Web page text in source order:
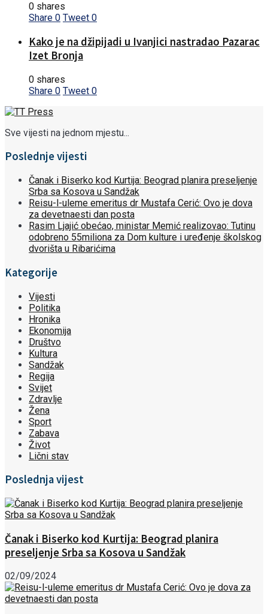
0 shares
Share 0 Tweet 0
Kako je na džipijadi u Ivanjici nastradao Pazarac
Izet Bronja
0 shares
Share 0 Tweet 0
Sve vijesti na jednom mjestu...
Poslednje vijesti
Čanak i Biserko kod Kurtija: Beograd planira preseljenje
Srba sa Kosova u Sandžak
Reisu-l-uleme emeritus dr Mustafa Cerić: Ovo je dova
za devetnaesti dan posta
Rasim Ljajić obećao, ministar Memić realizovao: Tutinu
odobreno 55miliona za Dom kulture i uređenje školskog
dvorišta u Ribarićima
Kategorije
Vijesti
Politika
Hronika
Ekonomija
Društvo
Kultura
Sandžak
Regija
Svijet
Zdravlje
Žena
Sport
Zabava
Život
Lični stav
Poslednja vijest
Čanak i Biserko kod Kurtija: Beograd planira
preseljenje Srba sa Kosova u Sandžak
02/09/2024